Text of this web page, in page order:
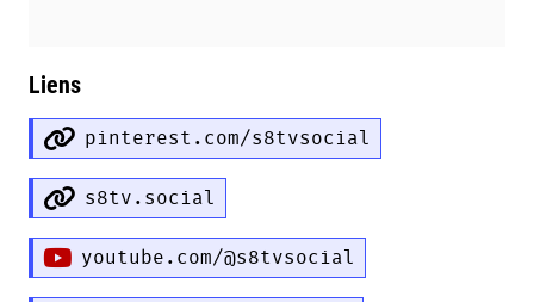
Liens
pinterest.com/s8tvsocial
s8tv.social
youtube.com/@s8tvsocial